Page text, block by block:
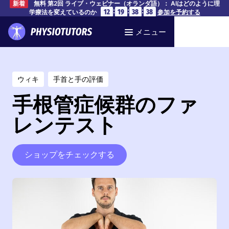
新着
無料 第2回 ライブ・ウェビナー（オランダ語）： AIはどのように理
学療法を変えているのか
12 : 19 : 38 : 38 参加を予約する
メニュー
ウィキ 手首と手の評価
手根管症候群のファ
レンテスト
ショップをチェックする